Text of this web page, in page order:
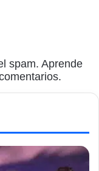
spam. Aprende